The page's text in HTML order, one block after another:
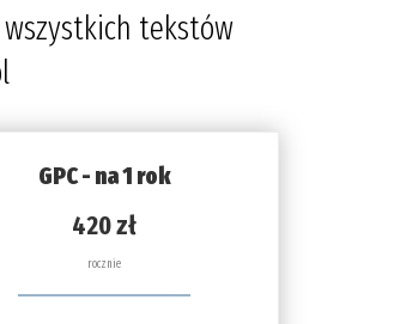
tekstów
GPC - na 1 rok
420 zł
rocznie